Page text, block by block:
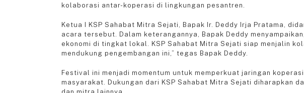
kolaborasi antar-koperasi di lingkungan pesantren.
Ketua I KSP Sahabat Mitra Sejati, Bapak Ir. Deddy Irja Pratama,
acara tersebut. Dalam keterangannya, Bapak Deddy
ekonomi di tingkat lokal. KSP Sahabat Mitra Sejati siap menjalin
mendukung pengembangan ini,” tegas Bapak Deddy.
Festival ini menjadi momentum untuk memperkuat jaringan
masyarakat. Dukungan dari KSP Sahabat Mitra Sejati diharapkan